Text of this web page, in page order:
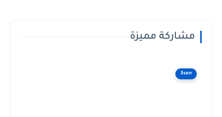
مشاركة مميزة
3sen